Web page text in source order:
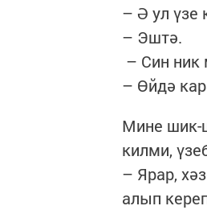
– Ә ул үзе
– Эштә.
– Син ник
– Өйдә
Мине шик-
килми,
– Ярар,
алып